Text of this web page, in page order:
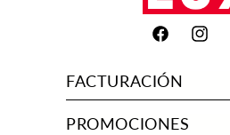
Facebook
FACTURACIÓN
PROMOCIONES